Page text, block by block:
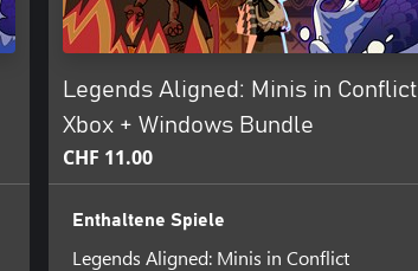
Legends Aligned: Minis in Conflict
Xbox + Windows Bundle
CHF 11.00
Enthaltene Spiele
Legends Aligned: Minis in Conflict